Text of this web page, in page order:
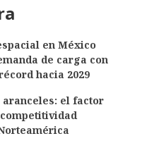
en México
de carga con
hacia 2029
el factor